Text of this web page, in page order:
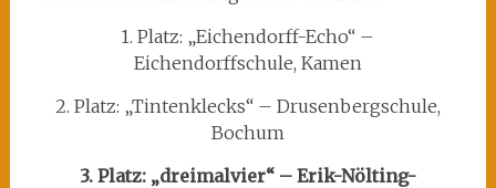
1. Platz: „Eichendorff-Echo“ –
Eichendorffschule, Kamen
2. Platz: „Tintenklecks“ – Drusenbergschule,
Bochum
3. Platz: „dreimalvier“ – Erik-Nölting-